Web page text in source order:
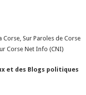
Corse, Sur Paroles de Corse
Corse Net Info (CNI)
et des Blogs politiques